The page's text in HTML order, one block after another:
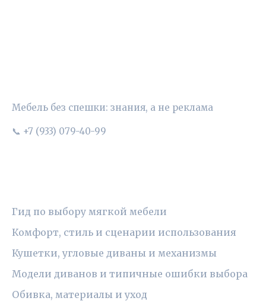
Мебель без спешки: знания, а не реклама
📞 +7 (933) 079-40-99
Гид по выбору мягкой мебели
Комфорт, стиль и сценарии использования
Кушетки, угловые диваны и механизмы
Модели диванов и типичные ошибки выбора
Обивка, материалы и уход